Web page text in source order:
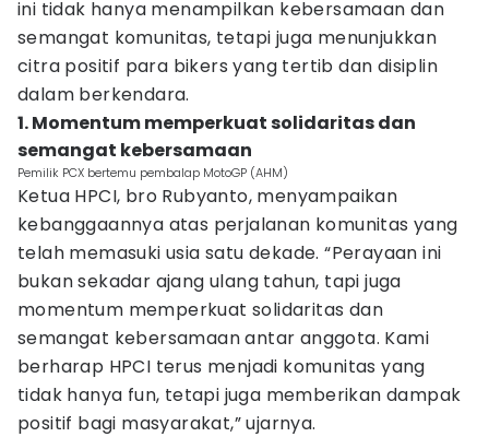
ini tidak hanya menampilkan kebersamaan dan
semangat komunitas, tetapi juga menunjukkan
citra positif para bikers yang tertib dan disiplin
dalam berkendara.
1. Momentum memperkuat solidaritas dan
semangat kebersamaan
Pemilik PCX bertemu pembalap MotoGP (AHM)
Ketua HPCI, bro Rubyanto, menyampaikan
kebanggaannya atas perjalanan komunitas yang
telah memasuki usia satu dekade. “Perayaan ini
bukan sekadar ajang ulang tahun, tapi juga
momentum memperkuat solidaritas dan
semangat kebersamaan antar anggota. Kami
berharap HPCI terus menjadi komunitas yang
tidak hanya fun, tetapi juga memberikan dampak
positif bagi masyarakat,” ujarnya.